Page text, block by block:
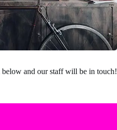
and our staff will be in touch!